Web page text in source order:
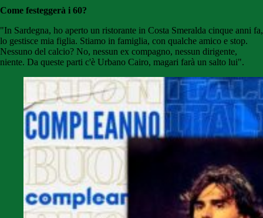
Come festeggerà i 60?
"In Sardegna, ho aperto un ristorante in Costa Smeralda cinque anni fa,
lo gestisce mia figlia. Stiamo in famiglia, con qualche amico e stop.
Nessuno del calcio? No, nessun ex compagno, nessun dirigente,
niente. Da queste parti c'è Urbano Cairo, magari farà un salto lui".